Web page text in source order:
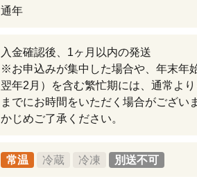
通年
入金確認後、1ヶ月以内の発送
※お申込みが集中した場合や、年末年
翌年2月）を含む繁忙期には、通常よ
までにお時間をいただく場合がござい
かじめご了承ください。
常温 冷蔵 冷凍 別送不可